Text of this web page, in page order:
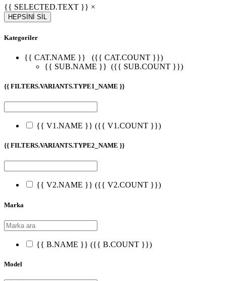
{{ SELECTED.TEXT }} ×
HEPSİNİ SİL
Kategoriler
{{ CAT.NAME }}
({{ CAT.COUNT }})
{{ SUB.NAME }} ({{ SUB.COUNT }})
{{ FILTERS.VARIANTS.TYPE1_NAME }}
{{ V1.NAME }} ({{ V1.COUNT }})
{{ FILTERS.VARIANTS.TYPE2_NAME }}
{{ V2.NAME }} ({{ V2.COUNT }})
Marka
{{ B.NAME }} ({{ B.COUNT }})
Model